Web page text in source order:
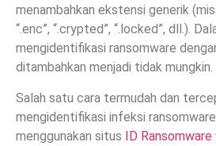
menambahkan ekstensi generik
“.enc”, “.crypted”, “.locked”, dll.).
mengidentifikasi ransomware
ditambahkan menjadi tidak mungkin.
Salah satu cara termudah dan
mengidentifikasi infeksi
menggunakan situs ID